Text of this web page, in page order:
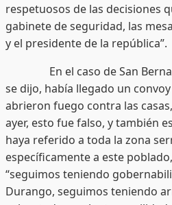
respetuosos de las decisiones
gabinete de seguridad, las
y el presidente de la república”.
En el caso de San
se dijo, había llegado un
abrieron fuego contra las
ayer, esto fue falso, y también
haya referido a toda la zona
específicamente a este
“seguimos teniendo
Durango, seguimos teniendo